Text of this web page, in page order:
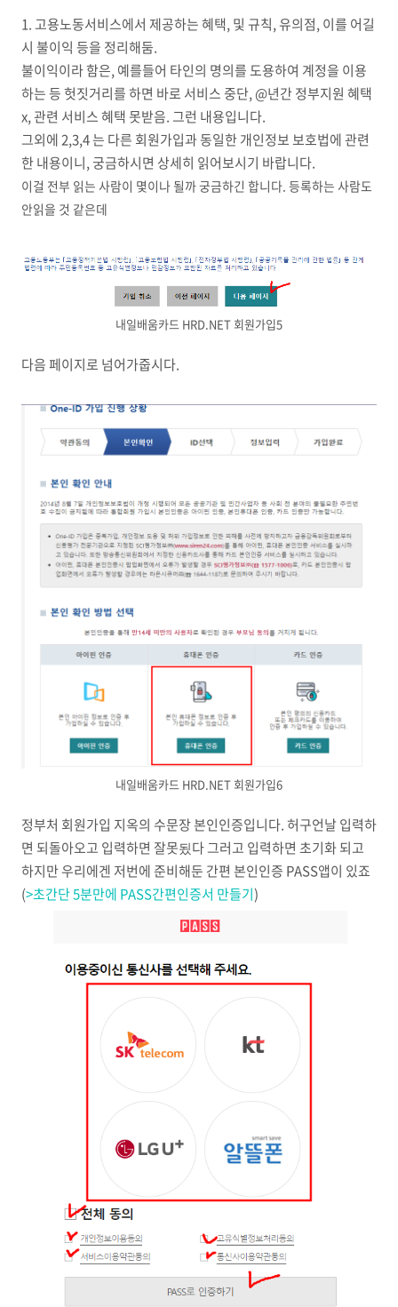
1. 고용노동서비스에서 제공하는 혜택, 및 규칙, 유의점, 이를 어길
시 불이익 등을 정리해둠.
불이익이라 함은, 예를들어 타인의 명의를 도용하여 계정을 이용
하는 등 헛짓거리를 하면 바로 서비스 중단, @년간 정부지원 혜택
x, 관련 서비스 혜택 못받음. 그런 내용입니다.
그외에 2,3,4 는 다른 회원가입과 동일한 개인정보 보호법에 관련
한 내용이니, 궁금하시면 상세히 읽어보시기 바랍니다.
이걸 전부 읽는 사람이 몇이나 될까 궁금하긴 합니다. 등록하는 사람도
안읽을 것 같은데
내일배움카드 HRD.NET 회원가입5
다음 페이지로 넘어가줍시다.
내일배움카드 HRD.NET 회원가입6
정부처 회원가입 지옥의 수문장 본인인증입니다. 허구언날 입력하
면 되돌아오고 입력하면 잘못됬다 그러고 입력하면 초기화 되고
하지만 우리에겐 저번에 준비해둔 간편 본인인증 PASS앱이 있죠
(>초간단 5분만에 PASS간편인증서 만들기)